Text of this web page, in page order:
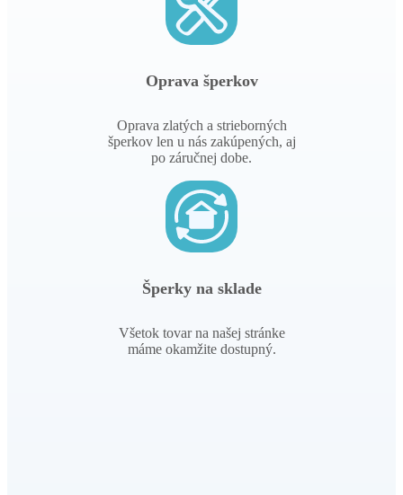
Oprava šperkov
Oprava zlatých a strieborných
šperkov len u nás zakúpených, aj
po záručnej dobe.
Šperky na sklade
Všetok tovar na našej stránke
máme okamžite dostupný.